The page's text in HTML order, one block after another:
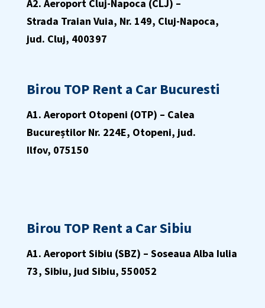
A2. Aeroport Cluj-Napoca (CLJ) –
Strada Traian Vuia, Nr. 149, Cluj-Napoca,
jud. Cluj, 400397
Birou TOP Rent a Car Bucuresti
A1. Aeroport Otopeni (OTP) – Calea
Bucureștilor Nr. 224E, Otopeni, jud.
Ilfov, 075150
Birou TOP Rent a Car Sibiu
A1. Aeroport Sibiu (SBZ) – Soseaua Alba Iulia
73, Sibiu, jud Sibiu, 550052